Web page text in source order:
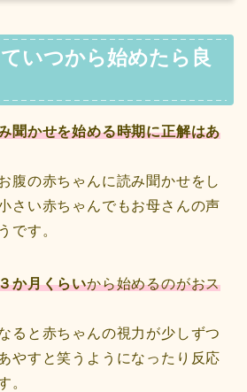
いつから始めたら良
聞かせを始める時期に正解はあ
腹の赤ちゃんに読み聞かせをし
さい赤ちゃんでもお母さんの声
です。
か月くらいから始めるのがおス
ると赤ちゃんの視力が少しずつ
やすと笑うようになったり反応
。